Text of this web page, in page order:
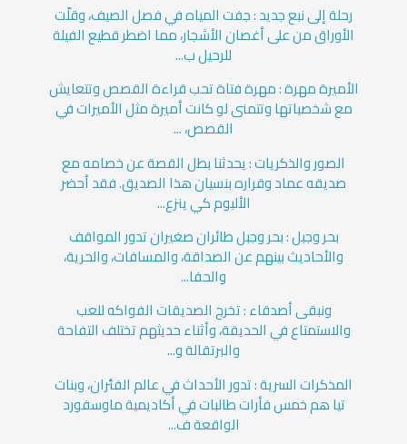
رحلة إلى نبع جديد : جفت المياه في فصل الصيف، وقلّت
الأوراق من على أغصان الأشجار، مما اضطر قطيع الفيلة
للرحيل ب...
الأميرة مهرة : مهرة فتاة تحب قراءة القصص وتتعايش
مع شخصياتها وتتمنى لو كانت أميرة مثل الأميرات في
القصص، ...
الصور والذكريات : يحدثنا بطل القصة عن خصامه مع
صديقه عماد وقراره بنسيان هذا الصديق. فقد أحضر
الألبوم كي ينزع...
بحر وجبل : بحر وجبل طائران صغيران تدور المواقف
والأحاديث بينهم عن الصداقة، والمسافات، والحرية،
والحفا...
ونبقى أصدقاء : تخرج الصديقات الفواكه للعب
والاستمتاع في الحديقة، وأثناء حديثهم تختلف التفاحة
والبرتقالة و...
المذكرات السرية : تدور الأحداث في عالم الفئران، وبنات
تيا هم خمس فأرات طالبات في أكاديمية ماوسفورد
الواقعة ف...